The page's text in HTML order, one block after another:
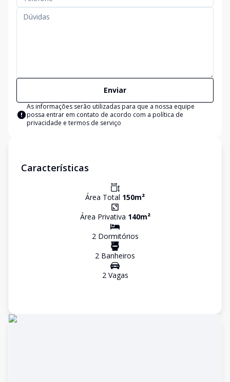
Enviar
As informações serão utilizadas para que a nossa equipe
possa entrar em contato de acordo com a política de
privacidade e termos de serviço
Características
Área Total 150m²
Área Privativa 140m²
2Dormitórios
2 Banheiros
2Vagas